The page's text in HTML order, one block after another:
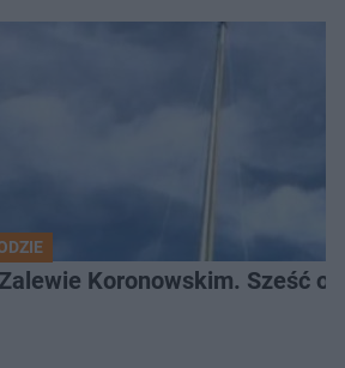
Koronowskim. Sześć